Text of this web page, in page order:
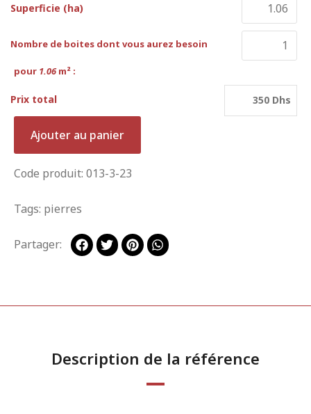
Superficie (ha)
Nombre de boites dont vous aurez besoin
pour 1.06m² :
Prix total 350 Dhs
Ajouter au panier
Code produit: 013-3-23
Tags: pierres
Partager:
Description de la référence